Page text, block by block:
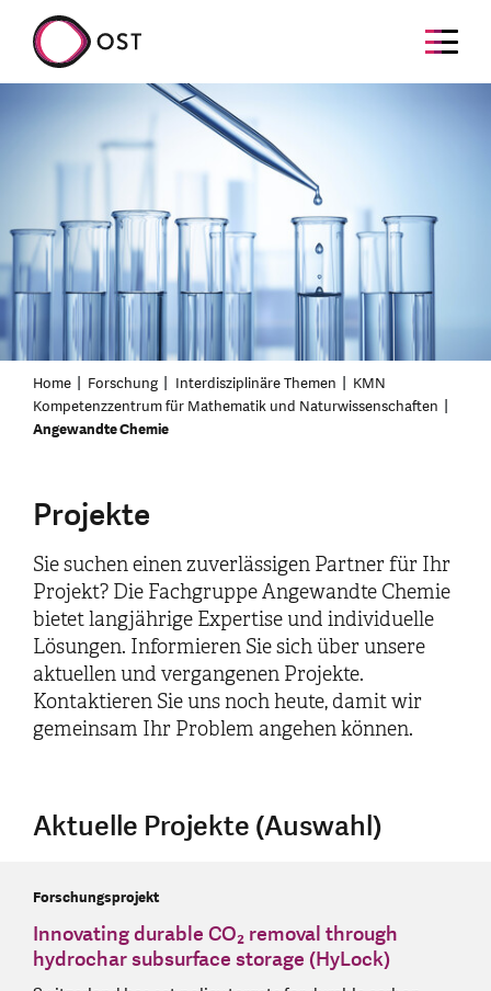
Home Forschung Interdisziplinäre Themen
KMN
Kompetenzzentrum für Mathematik und Naturwissenschaften
Angewandte Chemie
Projekte
Sie suchen einen zuverlässigen Partner für Ihr
Projekt? Die Fachgruppe Angewandte Chemie
bietet langjährige Expertise und individuelle
Lösungen. Informieren Sie sich über unsere
aktuellen und vergangenen Projekte.
Kontaktieren Sie uns noch heute, damit wir
gemeinsam Ihr Problem angehen können.
Aktuelle Projekte (Auswahl)
Forschungsprojekt
Innovating durable CO₂ removal through
hydrochar subsurface storage (HyLock)